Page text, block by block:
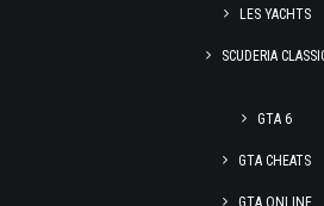
LES YACHTS
SCUDERIA
GTA 6
GTA CHEATS
GTA ONLINE